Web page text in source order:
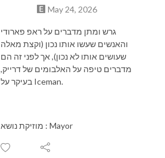
May 24, 2026
גרש ומתן מדברים על ראפ פארודי
והאנשים שעשו אותו נכון (וקצת מאלה
שעושים אותו לא נכון), אך לפני זה הם
מדברים טיפה על האלבומים של דרייק,
בעיקר על Iceman.
מוזיקת נושא : Mayor